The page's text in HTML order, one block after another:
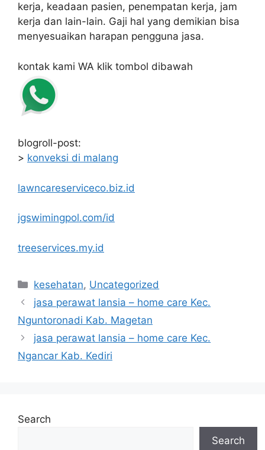
kerja, keadaan pasien, penempatan kerja, jam
kerja dan lain-lain. Gaji hal yang demikian bisa
menyesuaikan harapan pengguna jasa.
kontak kami WA klik tombol dibawah
blogroll-post:
> konveksi di malang
lawncareserviceco.biz.id
jgswimingpol.com/id
treeservices.my.id
Categories
kesehatan, Uncategorized
jasa perawat lansia – home care Kec.
Nguntoronadi Kab. Magetan
jasa perawat lansia – home care Kec.
Ngancar Kab. Kediri
Search
Search